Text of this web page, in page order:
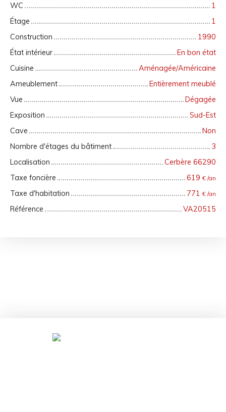
WC
1
Étage
1
Construction
1990
État intérieur
En bon état
Cuisine
Aménagée/Américaine
Ameublement
Entièrement meublé
Vue
Dégagée
Exposition
Sud-Est
Cave
Non
Nombre d'étages du bâtiment
3
Localisation
Cerbère 66290
Taxe foncière
619€ /an
Taxe d'habitation 771€ /an
Référence VA20515